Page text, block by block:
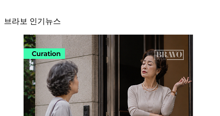
브라보 인기뉴스